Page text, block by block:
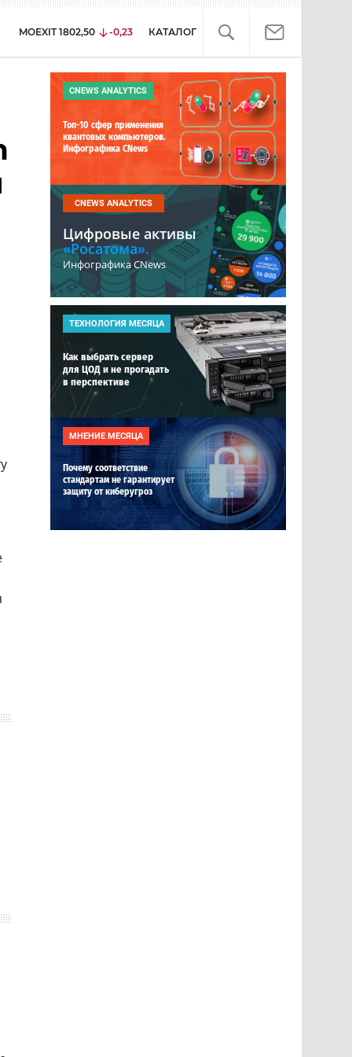
MOEXIT 1802,50 -0,23 КАТАЛОГ
CNEWS ANALYTICS
Топ-10 сфер применения
квантовых компьютеров.
Инфографика CNews
CNEWS ANALYTICS
Цифровые активы
«Росатома».
Инфографика CNews
ТЕХНОЛОГИЯ МЕСЯЦА
Как выбрать сервер
для ЦОД и не прогадать
в перспективе
МНЕНИЕ МЕСЯЦА
Почему соответствие
стандартам не гарантирует
защиту от киберугроз